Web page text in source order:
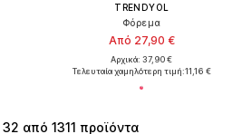
TRENDYOL
Φόρεμα
Από 27,90 €
Αρχικά: 37,90 €
Τελευταία χαμηλότερη τιμή:11,16 €
32 από 1311 προϊόντα